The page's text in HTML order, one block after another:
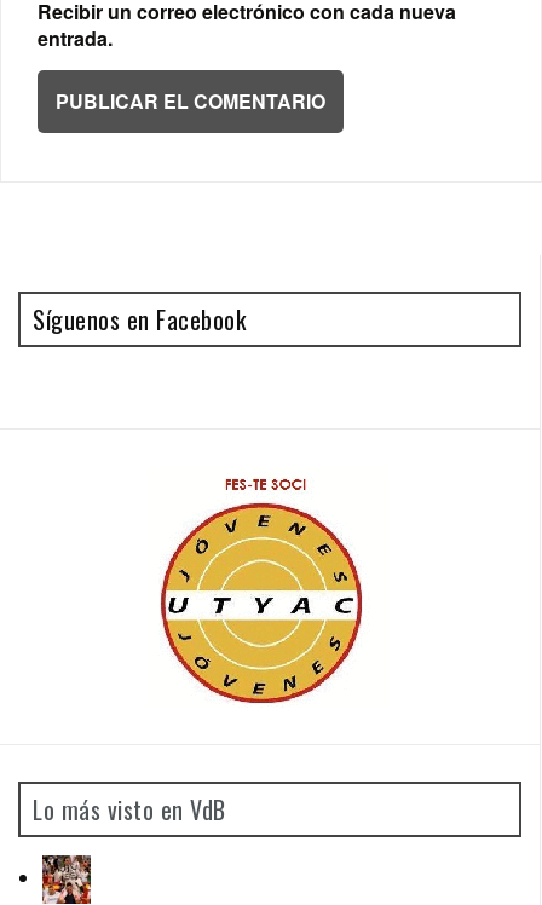
Recibir un correo electrónico con cada nueva
entrada.
Síguenos en Facebook
Lo más visto en VdB